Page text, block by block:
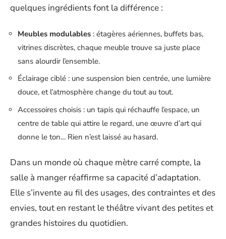
quelques ingrédients font la différence :
Meubles modulables : étagères aériennes, buffets bas,
vitrines discrètes, chaque meuble trouve sa juste place
sans alourdir l’ensemble.
Éclairage ciblé : une suspension bien centrée, une lumière
douce, et l’atmosphère change du tout au tout.
Accessoires choisis : un tapis qui réchauffe l’espace, un
centre de table qui attire le regard, une œuvre d’art qui
donne le ton… Rien n’est laissé au hasard.
Dans un monde où chaque mètre carré compte, la
salle à manger réaffirme sa capacité d’adaptation.
Elle s’invente au fil des usages, des contraintes et des
envies, tout en restant le théâtre vivant des petites et
grandes histoires du quotidien.